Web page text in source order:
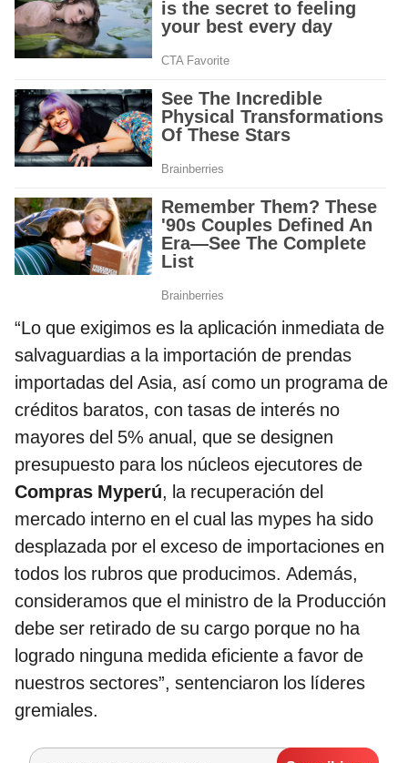
“Lo que exigimos es la aplicación inmediata de
salvaguardias a la importación de prendas
importadas del Asia, así como un programa de
créditos baratos, con tasas de interés no
mayores del 5% anual, que se designen
presupuesto para los núcleos ejecutores de
Compras Myperú, la recuperación del
mercado interno en el cual las mypes ha sido
desplazada por el exceso de importaciones en
todos los rubros que producimos. Además,
consideramos que el ministro de la Producción
debe ser retirado de su cargo porque no ha
logrado ninguna medida eficiente a favor de
nuestros sectores”, sentenciaron los líderes
gremiales.